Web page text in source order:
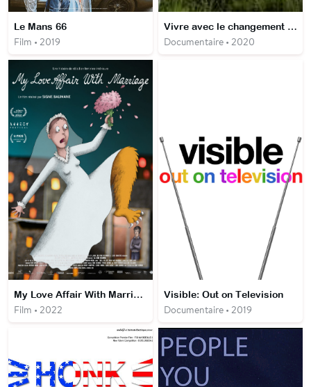
Le Mans 66
Film • 2019
Vivre avec le changement climatique - 24 h avec ceux qui le subissent déjà - La Chaleur
Documentaire • 2020
My Love Affair With Marriage
Film • 2022
Visible: Out on Television
Documentaire • 2019